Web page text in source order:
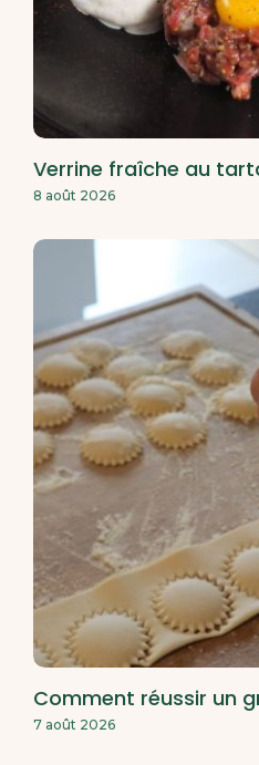
Verrine fraîche au
8 août 2026
Comment réussir un
7 août 2026